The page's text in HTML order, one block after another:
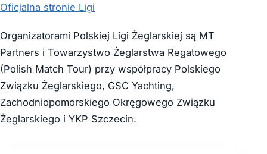
Oficjalna stronie Ligi
Organizatorami Polskiej Ligi Żeglarskiej są MT
Partners i Towarzystwo Żeglarstwa Regatowego
(Polish Match Tour) przy współpracy Polskiego
Związku Żeglarskiego, GSC Yachting,
Zachodniopomorskiego Okręgowego Związku
Żeglarskiego i YKP Szczecin.